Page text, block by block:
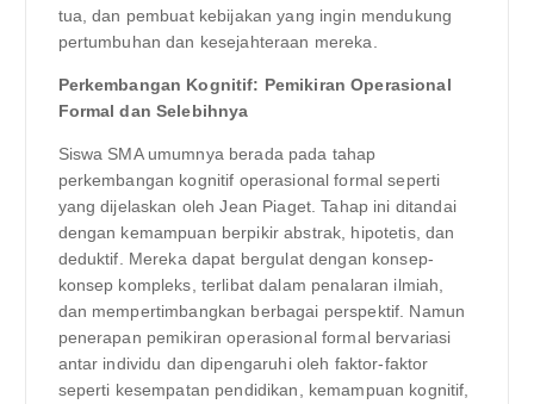
tua, dan pembuat kebijakan yang ingin mendukung
pertumbuhan dan kesejahteraan mereka.
Perkembangan Kognitif: Pemikiran Operasional
Formal dan Selebihnya
Siswa SMA umumnya berada pada tahap
perkembangan kognitif operasional formal seperti
yang dijelaskan oleh Jean Piaget. Tahap ini ditandai
dengan kemampuan berpikir abstrak, hipotetis, dan
deduktif. Mereka dapat bergulat dengan konsep-
konsep kompleks, terlibat dalam penalaran ilmiah,
dan mempertimbangkan berbagai perspektif. Namun
penerapan pemikiran operasional formal bervariasi
antar individu dan dipengaruhi oleh faktor-faktor
seperti kesempatan pendidikan, kemampuan kognitif,